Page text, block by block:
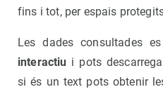
fins i tot, per espais
Les dades consultades
interactiu i pots
si és un text pots obtenir